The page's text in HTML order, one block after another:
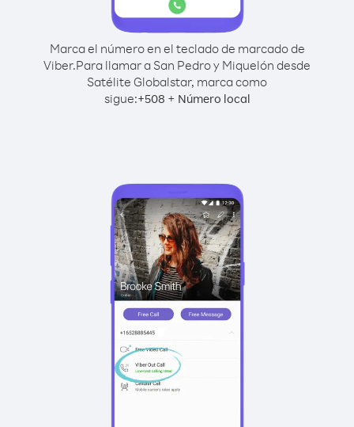
Marca el número en el teclado de marcado de
Viber.Para llamar a San Pedro y Miquelón desde
Satélite Globalstar, marca como
sigue:+508 + Número local